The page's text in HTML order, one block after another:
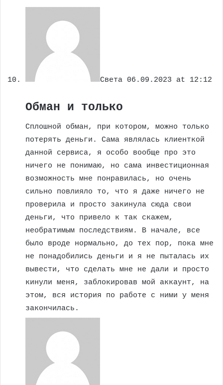
Света 06.09.2023 at 12:12
Обман и только
Сплошной обман, при котором, можно только
потерять деньги. Сама являлась клиенткой
данной сервиса, я особо вообще про это
ничего не понимаю, но сама инвестиционная
возможность мне понравилась, но очень
сильно повлияло то, что я даже ничего не
проверила и просто закинула сюда свои
деньги, что привело к так скажем,
необратимым последствиям. В начале, все
было вроде нормально, до тех пор, пока мне
не понадобились деньги и я не пыталась их
вывести, что сделать мне не дали и просто
кинули меня, заблокировав мой аккаунт, на
этом, вся история по работе с ними у меня
закончилась.